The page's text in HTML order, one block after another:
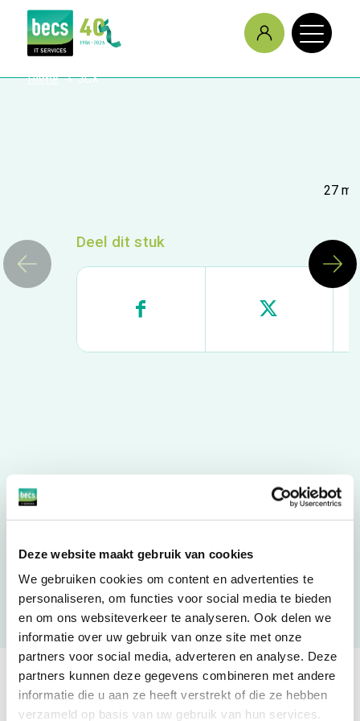
Deze website maakt gebruik van cookies
We gebruiken cookies om content en advertenties te
personaliseren, om functies voor social media te bieden
en om ons websiteverkeer te analyseren. Ook delen we
informatie over uw gebruik van onze site met onze
partners voor social media, adverteren en analyse. Deze
partners kunnen deze gegevens combineren met andere
informatie die u aan ze heeft verstrekt of die ze hebben
verzameld op basis van uw gebruik van hun services.
Home / 3CX
27
Deel dit stuk
makkelijker maken?
Neem contact op